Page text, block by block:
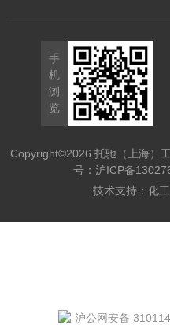
手
机
浏
览
Copyright©2026 托驰（上海
号：沪ICP备
技术支持： 化
沪公网安备